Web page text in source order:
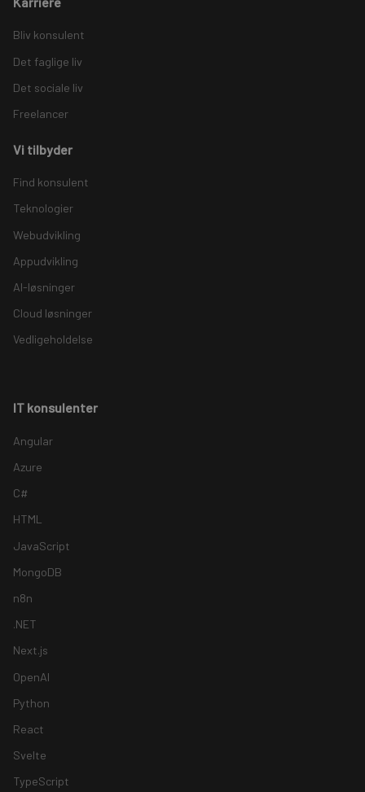
Bliv konsulent
Det faglige liv
Det sociale liv
Freelancer
Vi tilbyder
Find konsulent
Teknologier
Webudvikling
Appudvikling
AI-løsninger
Cloud løsninger
Vedligeholdelse
IT konsulenter
Angular
Azure
C#
HTML
JavaScript
MongoDB
n8n
.NET
Next.js
OpenAI
Python
React
Svelte
TypeScript